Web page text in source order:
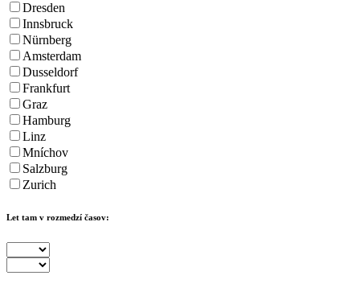
Dresden
Innsbruck
Nürnberg
Amsterdam
Dusseldorf
Frankfurt
Graz
Hamburg
Linz
Mníchov
Salzburg
Zurich
Let tam v rozmedzí časov: